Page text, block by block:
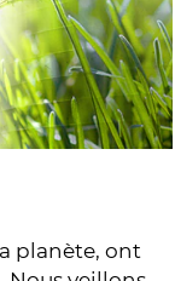
planète, ont